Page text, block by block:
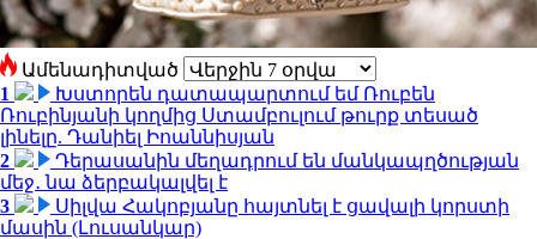
Ամենադիտված
1
Խստորեն դատապարտում եմ Ռուբեն
Ռուբինյանի կողմից Ստամբուլում թուրք տեսած
լինելը. Դանիել Իոաննիսյան
2
Դերասանին մեղադրում են մանկապղծության
մեջ․ նա ձերբակալվել է
3
Սիլվա Հակոբյանը հայտնել է ցավալի կորստի
մասին (Լուսանկար)